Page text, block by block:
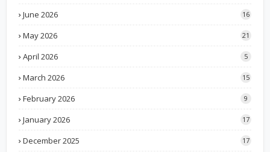
June 2026 16
May 2026 21
April 2026 5
March 2026 15
February 2026 9
January 2026 17
December 2025 17